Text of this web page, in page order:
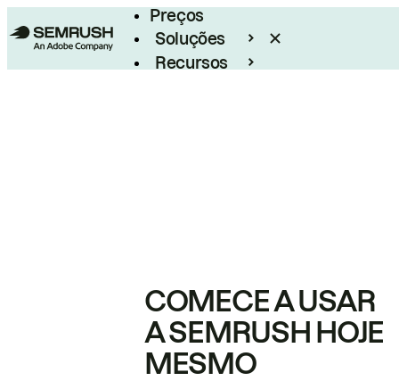
Preços
Soluções
Recursos
COMECE A USAR
A SEMRUSH HOJE
MESMO